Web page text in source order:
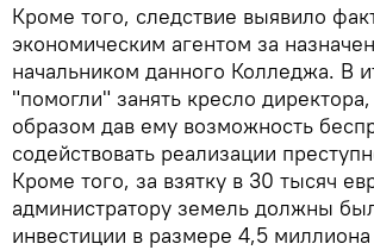
Кроме того, следствие выявило
экономическим агентом за
начальником данного Колледжа. В
"помогли" занять кресло
образом дав ему возможность
содействовать реализации
Кроме того, за взятку в 30 тысяч
администратору земель должны
инвестиции в размере 4,5